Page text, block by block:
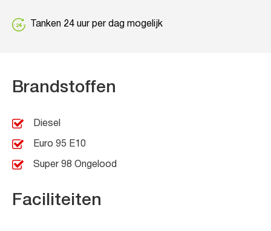
Tanken 24 uur per dag mogelijk
Brandstoffen
Diesel
Euro 95 E10
Super 98 Ongelood
Faciliteiten